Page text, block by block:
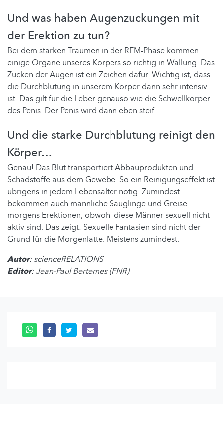
Und was haben Augenzuckungen mit
der Erektion zu tun?
Bei dem starken Träumen in der REM-Phase kommen
einige Organe unseres Körpers so richtig in Wallung. Das
Zucken der Augen ist ein Zeichen dafür. Wichtig ist, dass
die Durchblutung in unserem Körper dann sehr intensiv
ist. Das gilt für die Leber genauso wie die Schwellkörper
des Penis. Der Penis wird dann eben steif.
Und die starke Durchblutung reinigt den
Körper…
Genau! Das Blut transportiert Abbauprodukten und
Schadstoffe aus dem Gewebe. So ein Reinigungseffekt ist
übrigens in jedem Lebensalter nötig. Zumindest
bekommen auch männliche Säuglinge und Greise
morgens Erektionen, obwohl diese Männer sexuell nicht
aktiv sind. Das zeigt: Sexuelle Fantasien sind nicht der
Grund für die Morgenlatte. Meistens zumindest.
Autor: scienceRELATIONS
Editor: Jean-Paul Bertemes (FNR)